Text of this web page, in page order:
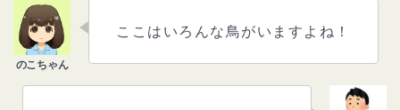
ここはいろんな鳥がいますよね！